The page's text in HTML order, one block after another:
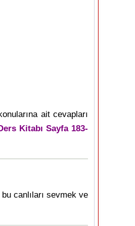
ait cevapları
Kitabı Sayfa 183-
canlıları sevmek ve